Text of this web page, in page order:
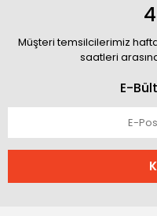
Müşteri temsilcilerimiz
saatleri
E-